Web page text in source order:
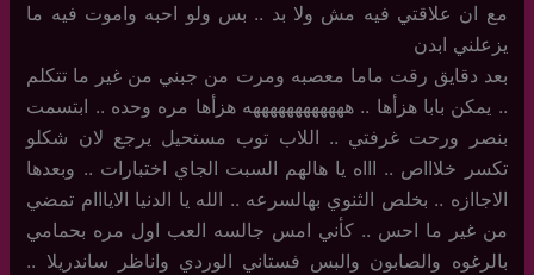
مع ان علاقتي فيه مش ولا بد .. بس ولو احبه واموت فيه ما
يزعلني ابدن
بعد دقايق رقت ماما معصبه ومرت من جبني من غير ما تتكلم
.. يمكن بابا هزأها .. ههههههههههههه هزأها مره وحده .. ابتسمت
بنصر ورحت غرفتي .. اللاب توب مستحيل يرجع لان شكلو
تكسر خلاااص .. اااه يا هالهم السبت الجاي اختبارات .. وبعدها
الاجاازه .. بخلص الثنوي بهالسرعه .. الله يا الدنيا الايااام تمضي
من غير ما احس .. كأني امس جالسه العب اول مره بحمامي
بالرغوه والصابون والبس فستاني الوردي واناظر ساندريلا ..